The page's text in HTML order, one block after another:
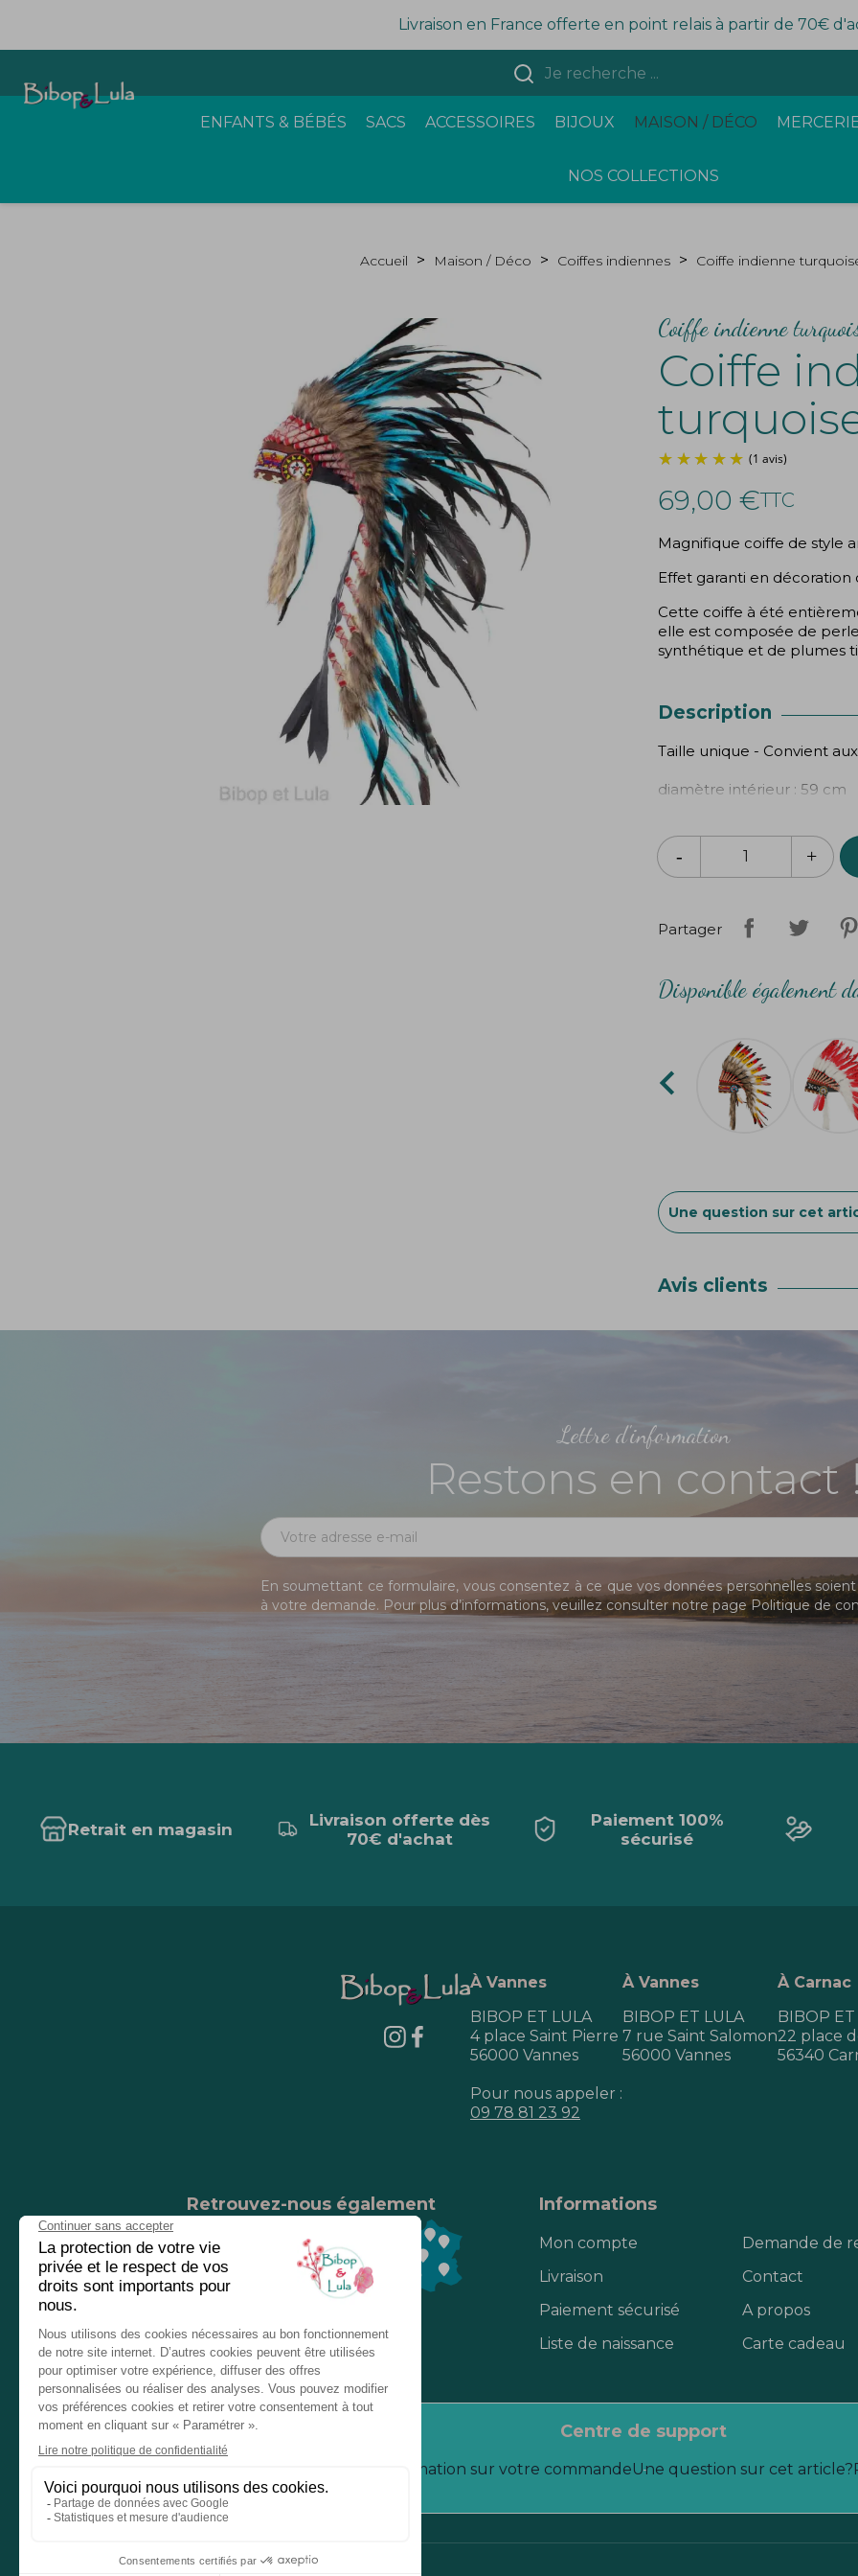
Livraison en France offerte en point relais à partir de 70€
ENFANTS & BÉBÉS SACS ACCESSOIRES BIJOUX MAISON / DÉCO
NOS COLLECTIONS
Accueil Maison / Déco Coiffes indiennes Coiffe indienne
Coiffe indienne
Coiffe
69,00 €TTC
Magnifique coiffe de style
Effet garanti en
Cette coiffe à été
elle est composée de
synthétique et de plumes
Description
Taille unique - Convient
diamètre intérieur : 59 cm
dos de la coiffe à l'aide
d'arrêt .
petites imperfections
Partager
Disponible également

Une question sur cet
Avis clients
Lettre d'information
Restons en contact !
En soumettant ce formulaire, vous consentez à ce que vos données personnelles
à votre demande. Pour plus d’informations, veuillez consulter notre pagePolitique de
Retrait en magasin
Livraison offerte dès
70€ d'achat
Paiement 100%
sécurisé
À Vannes
BIBOP ET LULA
4 place Saint Pierre
56000 Vannes
Pour nous appeler :
09 78 81 23 92
À Vannes
BIBOP ET LULA
7 rue Saint Salomon
56000 Vannes
À Carnac
BIBOP ET
22 place
56340
Retrouvez-nous également
Nos magasins
Chez nos revendeurs
Informations
Mon compte
Livraison
Paiement sécurisé
Liste de naissance
Demande de
Contact
A propos
Carte cadeau
centre de support
Information sur votre commandeUne question sur cet article?